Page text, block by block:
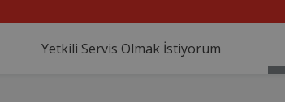
Yetkili Servis Olmak İstiyorum